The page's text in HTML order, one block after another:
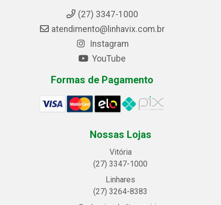
(27) 3347-1000
atendimento@linhavix.com.br
Instagram
YouTube
Formas de Pagamento
Nossas Lojas
Vitória
(27) 3347-1000
Linhares
(27) 3264-8383